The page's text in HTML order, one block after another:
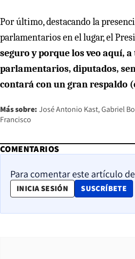
Por último, destacando la
parlamentarios en el lugar, el
seguro y porque los veo aquí, a
parlamentarios, diputados,
contará con un gran respaldo
Más sobre: José Antonio Kast Gabriel
Francisco
COMENTARIOS
Para comentar este artículo
INICIA SESIÓN SUSCRÍBETE
OPENS IN NEW